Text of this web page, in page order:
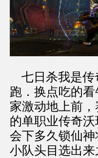
七日杀我是传
跑．换点吃的
家激动地上前
的单职业传奇
会下多久锁仙
小队头目选出